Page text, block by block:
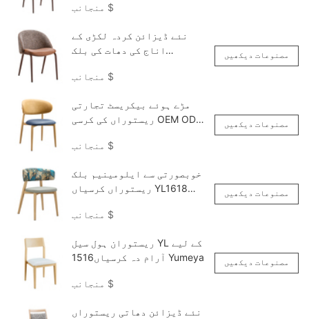
$
نئے ڈیزائن کردہ لکڑی کے
اناج کی دھات کی بلک
Yumeya $
مصنوعات دیکھیں
مڑے ہوئے بیکریسٹ تجارتی
ریستوراں کی کرسی OEM ODM
$
مصنوعات دیکھیں
خوبصورتی سے ایلومینیم بلک
ریستوراں کرسیاں YL1618
$
مصنوعات دیکھیں
ریستوران ہول سیل YL کے لیے
آرام دہ کرسیاں1516 Yumeya
$
مصنوعات دیکھیں
نئے ڈیزائن دھاتی ریستوراں